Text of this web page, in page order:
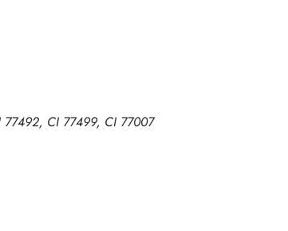
77492, CI 77499, CI 77007